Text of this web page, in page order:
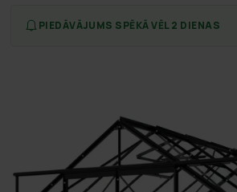
PIEDĀVĀJUMS SPĒKĀ VĒL 2 DIENAS